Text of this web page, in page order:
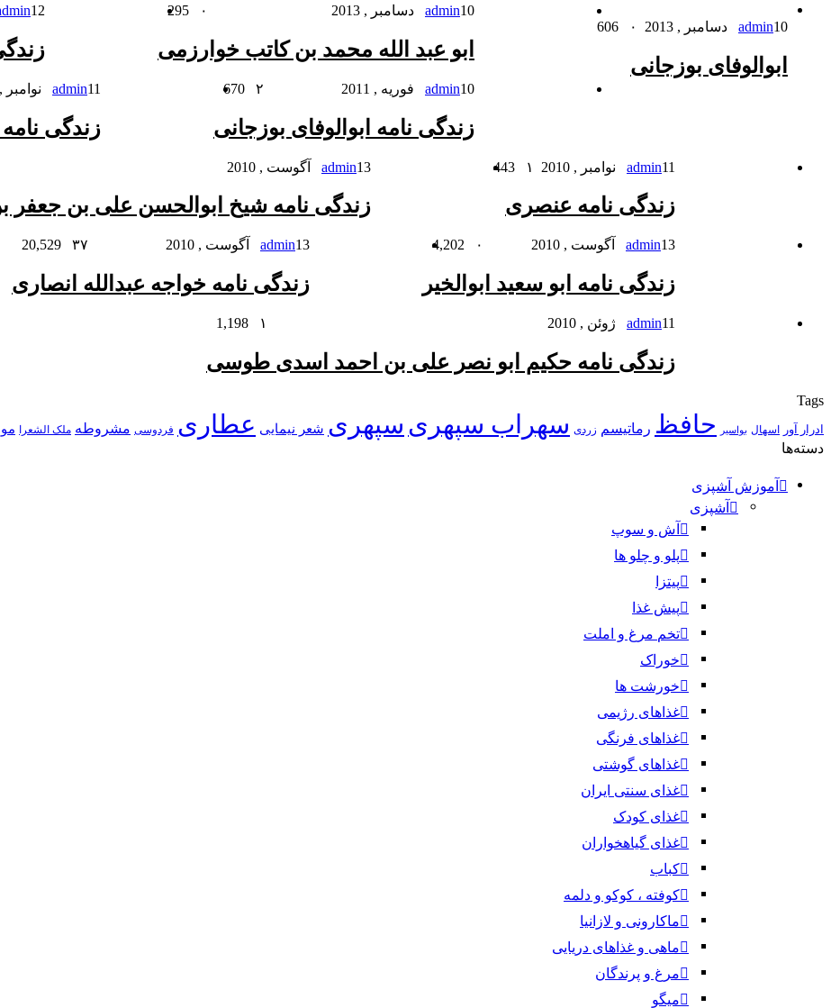
admin10 دسامبر , 2013 ۰
ابوالوفای بوزجانی
admin10 دسامبر , 2013 ۰
ابو عبد الله محمد بن کاتب خوارزمی
12 فوریه , 2011
admin10 فوریه , 2011 ۲
زندگی نامه ابوالوفای بوزجانی
admin11 نوامبر , 2010
زندگی
admin11 نوامبر , 2010 ۱
زندگی نامه عنصری
admin13 آگوست , 2010
زندگی نامه شیخ ابوالحسن علی بن جعفر
admin13 آگوست , 2010 ۰
زندگی نامه ابو سعید ابوالخیر
admin13 آگوست , 2010 ۳۷
زندگی نامه خواجه عبدالله انصاری
admin11 ژوئن , 2010 ۱
زندگی نامه حکیم ابو نصر علی بن احمد اسدی طوسی
Tags
ادرار آور اسهال بواسیر حافظ رماتیسم زردی سهراب سپهری سپهری شعر نیمایی عطاری فردوسی مشروطه ملک الشعرا
دسته‌ها
آموزش آشپزی
آشپزی
آش و سوپ
پلو و چلو ها
پیتزا
پیش غذا
تخم مرغ و املت
خوراک
خورشت ها
غذاهای رژیمی
غذاهای فرنگی
غذاهای گوشتی
غذای سنتی ایران
غذای کودک
غذای گیاهخواران
کباب
کوفته ، کوکو و دلمه
ماکارونی و لازانیا
ماهی و غذاهای دریایی
مرغ و پرندگان
میگو